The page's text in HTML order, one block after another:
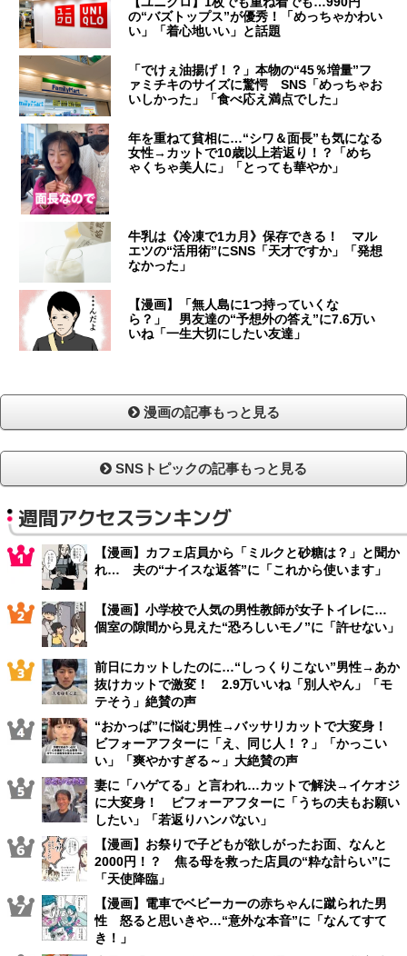
の“バズトップス”が優秀！「めっちゃかわい
い」「着心地いい」と話題
「でけぇ油揚げ！？」本物の“45％増量”フ
ァミチキのサイズに驚愕 SNS「めっちゃお
いしかった」「食べ応え満点でした」
年を重ねて貧相に…“シワ＆面長”も気になる
女性→カットで10歳以上若返り！？「めち
ゃくちゃ美人に」「とっても華やか」
牛乳は《冷凍で1カ月》保存できる！ マル
エツの“活用術”にSNS「天才ですか」「発想
なかった」
【漫画】「無人島に1つ持っていくな
ら？」 男友達の“予想外の答え”に7.6万い
いね「一生大切にしたい友達」
漫画の記事もっと見る
SNSトピックの記事もっと見る
週間アクセスランキング
【漫画】カフェ店員から「ミルクと砂糖は？」と聞か
れ… 夫の“ナイスな返答”に「これから使います」
【漫画】小学校で人気の男性教師が女子トイレに…
個室の隙間から見えた“恐ろしいモノ”に「許せない」
前日にカットしたのに…“しっくりこない”男性→あか
抜けカットで激変！ 2.9万いいね「別人やん」「モ
テそう」絶賛の声
“おかっぱ”に悩む男性→バッサリカットで大変身！
ビフォーアフターに「え、同じ人！？」「かっこい
い」「爽やかすぎる～」大絶賛の声
妻に「ハゲてる」と言われ…カットで解決→イケオジ
に大変身！ ビフォーアフターに「うちの夫もお願い
したい」「若返りハンパない」
【漫画】お祭りで子どもが欲しがったお面、なんと
2000円！？ 焦る母を救った店員の“粋な計らい”に
「天使降臨」
【漫画】電車でベビーカーの赤ちゃんに蹴られた男
性 怒ると思いきや…“意外な本音”に「なんてすて
き！」